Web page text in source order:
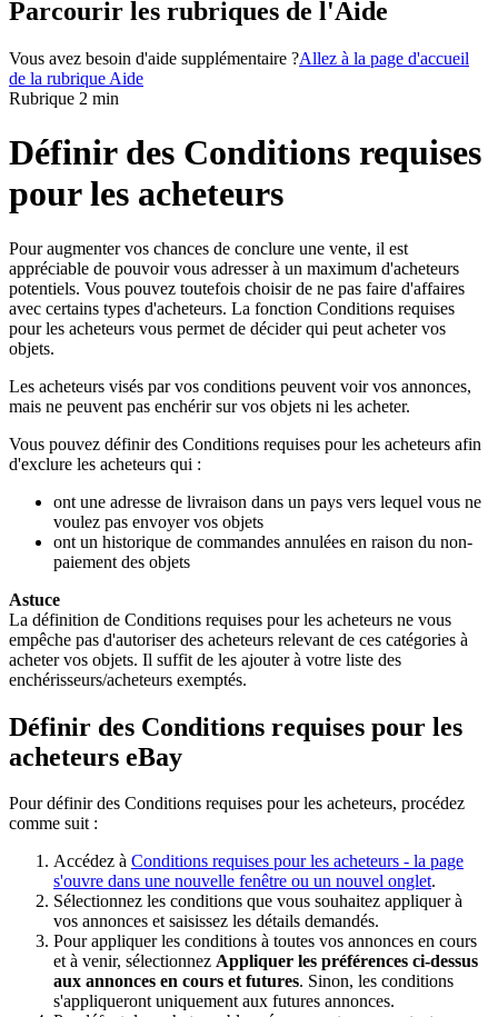
Parcourir les rubriques de l'Aide
Vous avez besoin d'aide supplémentaire ?Allez à la page d'accueil
de la rubrique Aide
Rubrique 2 min
Définir des Conditions requises
pour les acheteurs
Pour augmenter vos chances de conclure une vente, il est
appréciable de pouvoir vous adresser à un maximum d'acheteurs
potentiels. Vous pouvez toutefois choisir de ne pas faire d'affaires
avec certains types d'acheteurs. La fonction Conditions requises
pour les acheteurs vous permet de décider qui peut acheter vos
objets.
Les acheteurs visés par vos conditions peuvent voir vos annonces,
mais ne peuvent pas enchérir sur vos objets ni les acheter.
Vous pouvez définir des Conditions requises pour les acheteurs afin
d'exclure les acheteurs qui :
ont une adresse de livraison dans un pays vers lequel vous ne
voulez pas envoyer vos objets
ont un historique de commandes annulées en raison du non-
paiement des objets
Astuce
La définition de Conditions requises pour les acheteurs ne vous
empêche pas d'autoriser des acheteurs relevant de ces catégories à
acheter vos objets. Il suffit de les ajouter à votre liste des
enchérisseurs/acheteurs exemptés.
Définir des Conditions requises pour les
acheteurs eBay
Pour définir des Conditions requises pour les acheteurs, procédez
comme suit :
Accédez à Conditions requises pour les acheteurs - la page
s'ouvre dans une nouvelle fenêtre ou un nouvel onglet.
Sélectionnez les conditions que vous souhaitez appliquer à
vos annonces et saisissez les détails demandés.
Pour appliquer les conditions à toutes vos annonces en cours
et à venir, sélectionnez Appliquer les préférences ci-dessus
aux annonces en cours et futures. Sinon, les conditions
s'appliqueront uniquement aux futures annonces.